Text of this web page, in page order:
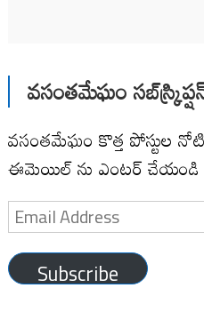
వసంతమేఘం
వసంతమేఘం కొత్త పోస్టుల
ఈమెయిల్ ను ఎంటర్ చేయండి
Email
Address
Subscribe